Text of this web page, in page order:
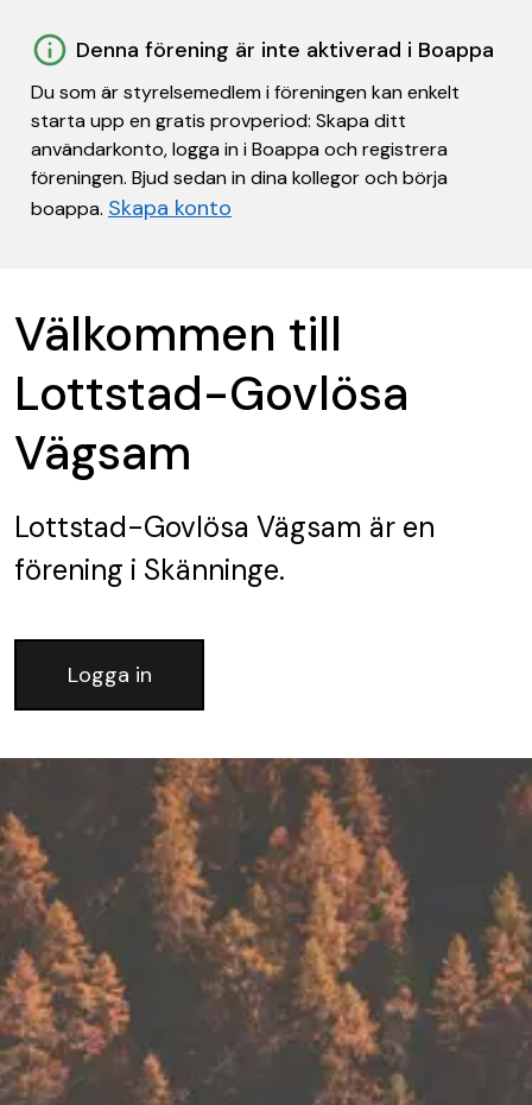
Denna förening är inte aktiverad i Boappa
Du som är styrelsemedlem i föreningen kan enkelt
starta upp en gratis provperiod: Skapa ditt
användarkonto, logga in i Boappa och registrera
föreningen. Bjud sedan in dina kollegor och börja
boappa. Skapa konto
Välkommen till
Lottstad-Govlösa
Vägsam
Lottstad-Govlösa Vägsam är en
förening i Skänninge.
Logga in